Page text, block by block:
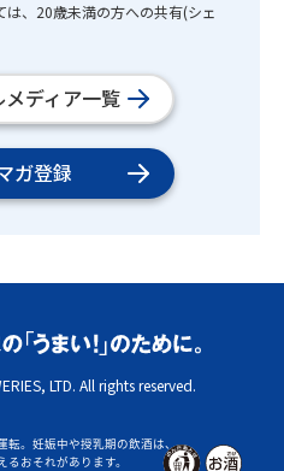
、20歳未満の方への共有(シェ
ディア一覧
ガ登録
LTD. All rights reserved.